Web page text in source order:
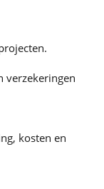
verzekeringen
kosten en